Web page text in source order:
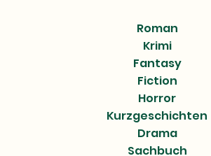
Roman
Krimi
Fantasy
Fiction
Horror
Kurzgeschichten
Drama
Sachbuch